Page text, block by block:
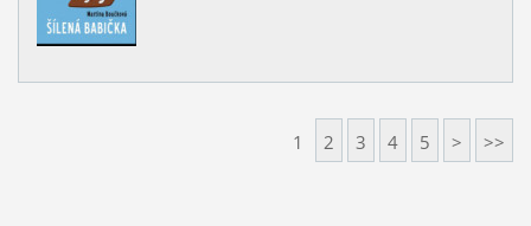
1 2 3 4 5 > >>